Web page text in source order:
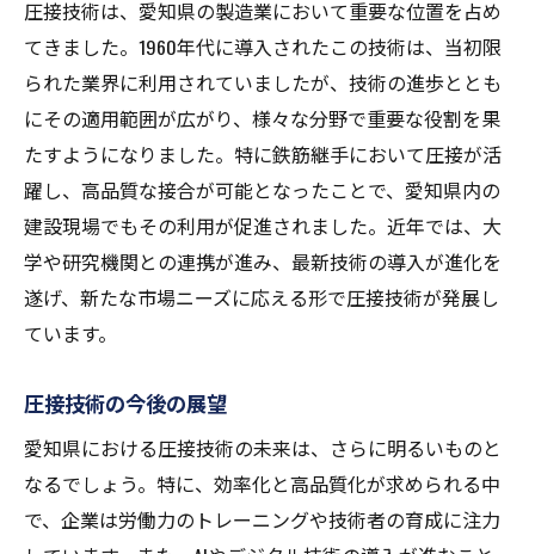
愛知県の企業が選ぶ圧接技術その理由と結果
圧接技術を選ぶ企業の声とその理由
圧接技術導入による企業の成長事例
愛知県の企業が圧接技術を採用する背景
圧接技術が企業にもたらすビジネスチャン
ス
競争力を維持するための圧接技術の役割
愛知県の企業による圧接技術成功の秘訣
圧接技術は、愛知県の製造業において重要な位置を占め
てきました。1960年代に導入されたこの技術は、当初限
られた業界に利用されていましたが、技術の進歩ととも
にその適用範囲が広がり、様々な分野で重要な役割を果
たすようになりました。特に鉄筋継手において圧接が活
躍し、高品質な接合が可能となったことで、愛知県内の
建設現場でもその利用が促進されました。近年では、大
学や研究機関との連携が進み、最新技術の導入が進化を
遂げ、新たな市場ニーズに応える形で圧接技術が発展し
ています。
圧接技術の今後の展望
愛知県における圧接技術の未来は、さらに明るいものと
なるでしょう。特に、効率化と高品質化が求められる中
で、企業は労働力のトレーニングや技術者の育成に注力